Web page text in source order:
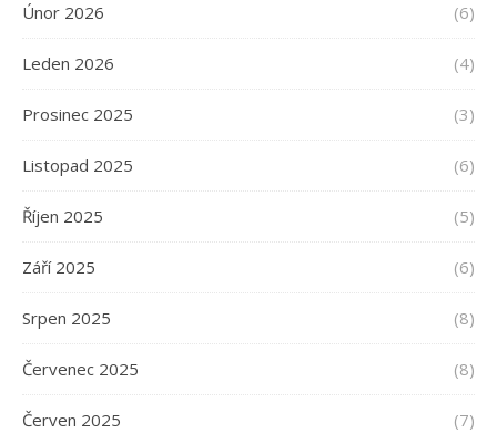
Únor 2026 (6)
Leden 2026 (4)
Prosinec 2025 (3)
Listopad 2025 (6)
Říjen 2025 (5)
Září 2025 (6)
Srpen 2025 (8)
Červenec 2025 (8)
Červen 2025 (7)